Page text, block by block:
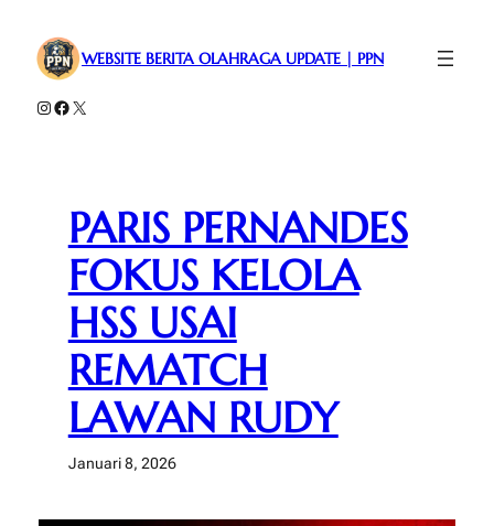
konten
WEBSITE BERITA OLAHRAGA UPDATE | PPN
Instagram
Facebook
X
PARIS PERNANDES
FOKUS KELOLA
HSS USAI
REMATCH
LAWAN RUDY
Januari 8, 2026